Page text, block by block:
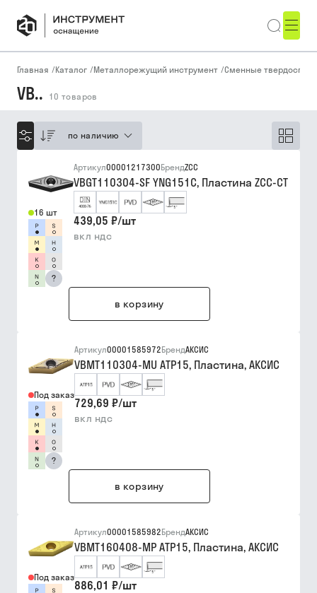
Главная /Каталог /Металлорежущий инструмент /Сменные
VB.. 10 товаров
по наличию
16 шт
?
Артикул00001217300БрендZCC
VBGT110304-SF YNG151C, Пластина ZCC-CT
439,05 ₽/шт
вкл ндс
в корзину
Под заказ
?
Артикул00001585972БрендАКСИС
VBMT110304-MU ATP15, Пластина, АКСИС
729,69 ₽/шт
вкл ндс
в корзину
Под заказ
Артикул00001585982БрендАКСИС
VBMT160408-MP ATP15, Пластина, АКСИС
886,01 ₽/шт